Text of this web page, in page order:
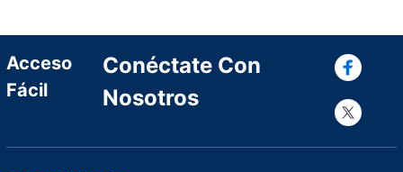
Acceso
Fácil
Conéctate Con
Nosotros